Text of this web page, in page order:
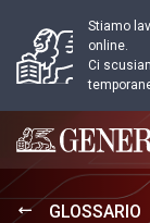
Stiamo
online.
Ci
Generali logo
GLOSSARIO